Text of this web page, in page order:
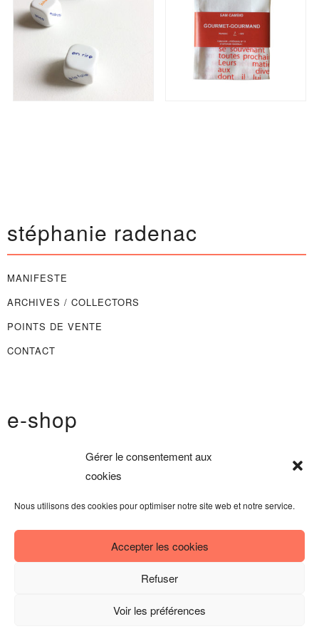
Gérer le consentement aux
cookies
Nous utilisons des cookies pour optimiser notre site web et notre service.
Accepter les cookies
Refuser
Voir les préférences
stéphanie radenac
MANIFESTE
ARCHIVES / COLLECTORS
POINTS DE VENTE
CONTACT
e-shop
CONDITIONS GÉNÉRALES DE VENTE
MENTIONS LÉGALES
POLITIQUE DE COOKIES (UE)